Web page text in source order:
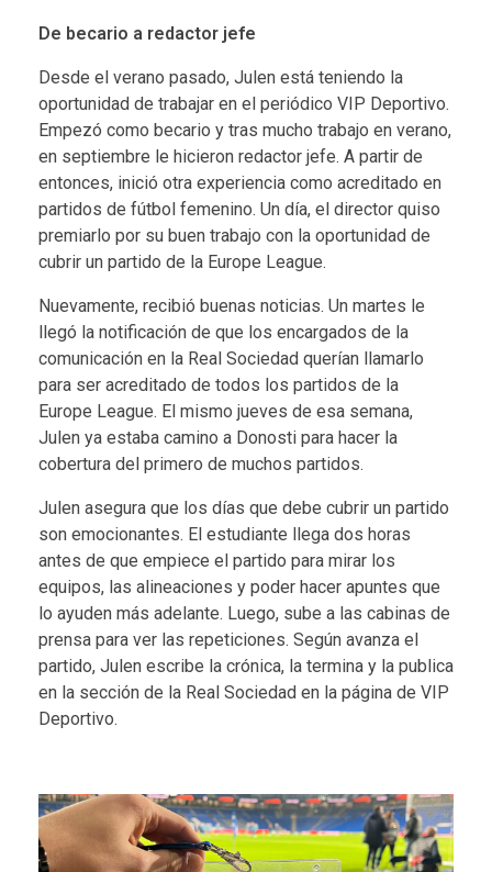
De becario a redactor jefe
Desde el verano pasado, Julen está teniendo la
oportunidad de trabajar en el periódico VIP Deportivo.
Empezó como becario y tras mucho trabajo en verano,
en septiembre le hicieron redactor jefe. A partir de
entonces, inició otra experiencia como acreditado en
partidos de fútbol femenino. Un día, el director quiso
premiarlo por su buen trabajo con la oportunidad de
cubrir un partido de la Europe League.
Nuevamente, recibió buenas noticias. Un martes le
llegó la notificación de que los encargados de la
comunicación en la Real Sociedad querían llamarlo
para ser acreditado de todos los partidos de la
Europe League. El mismo jueves de esa semana,
Julen ya estaba camino a Donosti para hacer la
cobertura del primero de muchos partidos.
Julen asegura que los días que debe cubrir un partido
son emocionantes. El estudiante llega dos horas
antes de que empiece el partido para mirar los
equipos, las alineaciones y poder hacer apuntes que
lo ayuden más adelante. Luego, sube a las cabinas de
prensa para ver las repeticiones. Según avanza el
partido, Julen escribe la crónica, la termina y la publica
en la sección de la Real Sociedad en la página de VIP
Deportivo.